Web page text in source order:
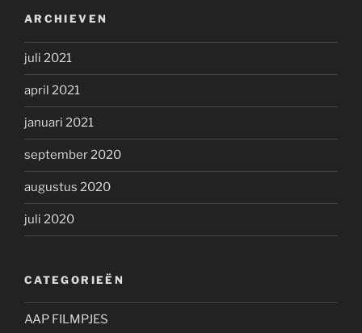
ARCHIEVEN
juli 2021
april 2021
januari 2021
september 2020
augustus 2020
juli 2020
CATEGORIEËN
AAP FILMPJES